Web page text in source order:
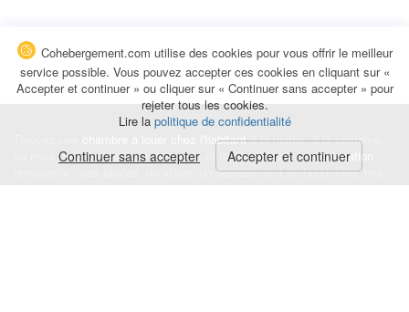
chambre à louer chez l'habitantà la nuitée, à la semaine,
au mois ou à l'année pour de courts et longs séjours, unecolocation
temporaire : des études, un stage, un déplacement professionnel, une
Cohebergement.com utilise des cookies pour vous offrir le meilleur
service possible. Vous pouvez accepter ces cookies en cliquant sur «
Accepter et continuer » ou cliquer sur « Continuer sans accepter » pour
rejeter tous les cookies.
Lire la politique de confidentialité
Continuer sans accepter Accepter et continuer